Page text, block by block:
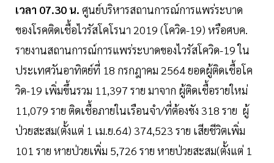
เวลา 07.30 น. ศูนย์บริหารสถานการณ์การแพร่ระบาด
ของโรคติดเชื้อไวรัสโคโรนา 2019 (โควิด-19) หรือศบค.
รายงานสถานการณ์การแพร่ระบาดของไวรัสโควิด-19 ใน
ประเทศวันอาทิตย์ที่ 18 กรกฎาคม 2564 ยอดผู้ติดเชื้อโค
วิด-19 เพิ่มขึ้นรวม 11,397 ราย มาจาก ผู้ติดเชื้อรายใหม่
11,079 ราย ติดเชื้อภายในเรือนจำ/ที่ต้องขัง 318 ราย ผู้
ป่วยสะสม(ตั้งแต่ 1 เม.ย.64) 374,523 ราย เสียชีวิตเพิ่ม
101 ราย หายป่วยเพิ่ม 5,726 ราย หายป่วยสะสม(ตั้งแต่ 1